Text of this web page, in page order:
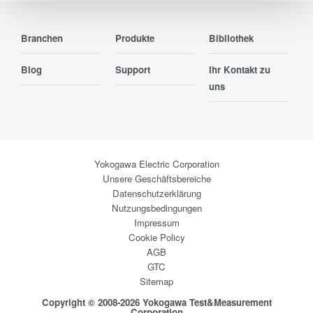
Branchen Produkte Bibliothek
Blog Support
Ihr Kontakt zu
uns
Yokogawa Electric Corporation
Unsere Geschäftsbereiche
Datenschutzerklärung
Nutzungsbedingungen
Impressum
Cookie Policy
AGB
GTC
Sitemap
Copyright © 2008-2026 Yokogawa Test&Measurement